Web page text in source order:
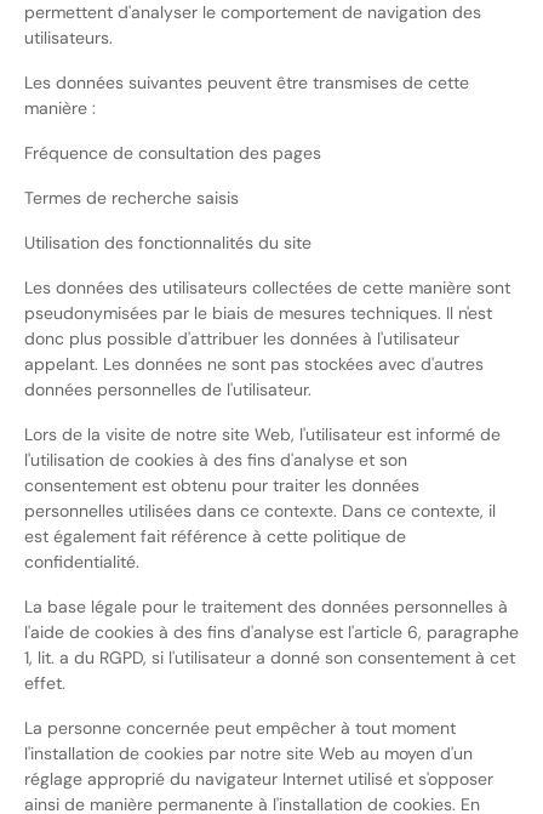
permettent d'analyser le comportement de navigation des
utilisateurs.
Les données suivantes peuvent être transmises de cette
manière :
Fréquence de consultation des pages
Termes de recherche saisis
Utilisation des fonctionnalités du site
Les données des utilisateurs collectées de cette manière sont
pseudonymisées par le biais de mesures techniques. Il n'est
donc plus possible d'attribuer les données à l'utilisateur
appelant. Les données ne sont pas stockées avec d'autres
données personnelles de l'utilisateur.
Lors de la visite de notre site Web, l'utilisateur est informé de
l'utilisation de cookies à des fins d'analyse et son
consentement est obtenu pour traiter les données
personnelles utilisées dans ce contexte. Dans ce contexte, il
est également fait référence à cette politique de
confidentialité.
La base légale pour le traitement des données personnelles à
l'aide de cookies à des fins d'analyse est l'article 6, paragraphe
1, lit. a du RGPD, si l'utilisateur a donné son consentement à cet
effet.
La personne concernée peut empêcher à tout moment
l'installation de cookies par notre site Web au moyen d'un
réglage approprié du navigateur Internet utilisé et s'opposer
ainsi de manière permanente à l'installation de cookies. En